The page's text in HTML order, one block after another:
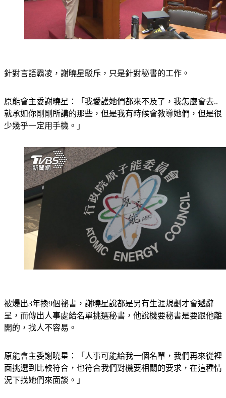
原能會主委謝曉星：「我愛護她們都來不及了，我怎麼會去..
就承如你剛剛所講的那些，但是我有時候會教導她們，但是很
被爆出3年換9個祕書，謝曉星說都是另有生涯規劃才會遞辭
呈，而傳出人事處給名單挑選秘書，他說機要秘書是要跟他離
原能會主委謝曉星：「人事可能給我一個名單，我們再來從裡
面挑選到比較符合，也符合我們對機要相關的要求，在這種情